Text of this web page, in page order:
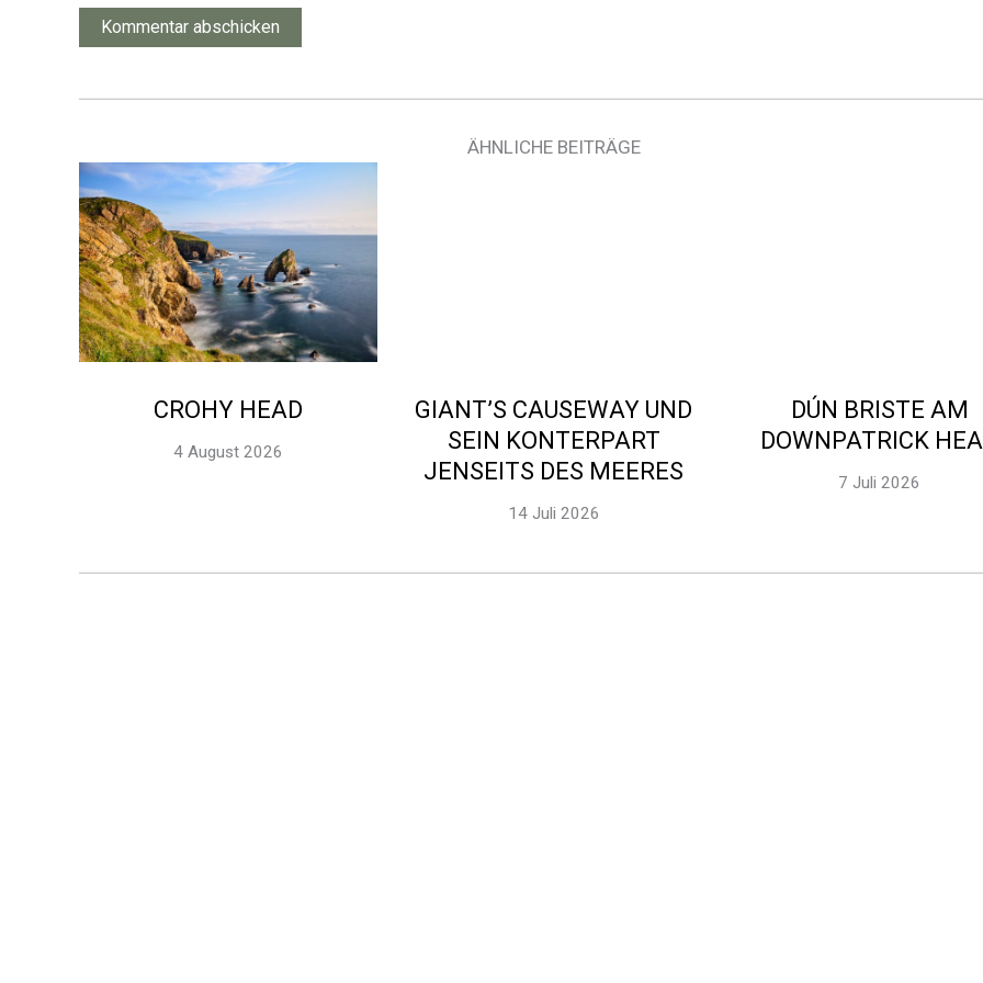
ÄHNLICHE BEITRÄGE
CROHY HEAD
4 August 2026
GIANT’S CAUSEWAY UND
SEIN KONTERPART
JENSEITS DES MEERES
14 Juli 2026
DÚN BRISTE AM
DOWNPATRICK
7 Juli 2026